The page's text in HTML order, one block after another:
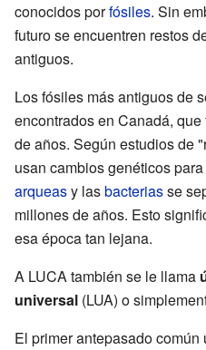
conocidos porfósiles. Sin
futuro se encuentren restos
antiguos.
Los fósiles más antiguos de
encontrados en Canadá,
de años. Según estudios de
usan cambios genéticos
arqueasy lasbacteriasse
millones de años. Esto
esa época tan lejana.
A LUCA también se le llama
universal (LUA) o
El primer antepasado